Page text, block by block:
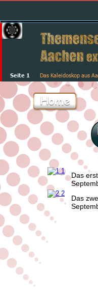
Das Kaleidoskop aus
Seite 1
Home
Das
Das